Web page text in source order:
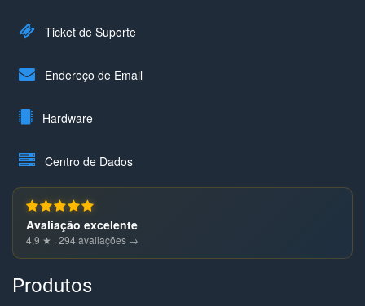
Ticket de Suporte
Endereço de Email
Hardware
Centro de Dados
Avaliação excelente
4,9 ★ · 294 avaliações →
Produtos